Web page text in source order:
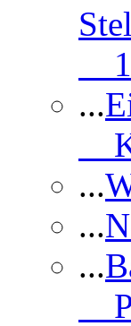
...
...
...
...